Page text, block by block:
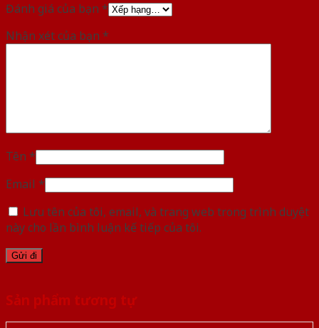
Đánh giá của bạn *
Nhận xét của bạn *
Tên *
Email *
Lưu tên của tôi, email, và trang web trong trình duyệt
này cho lần bình luận kế tiếp của tôi.
Sản phẩm tương tự